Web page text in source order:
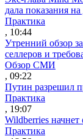
дала показания
Практика
, 10:44
Утренний обзор
селлеров и
Обзор СМИ
, 09:22
Путин разрешил
Практика
, 19:07
Wildberries начнет
Практика